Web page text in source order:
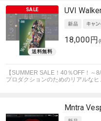
UVI
18,000円 (
【SUMMER SALE！40％OFF！～
プロダクションのためのリアルな
Mntra